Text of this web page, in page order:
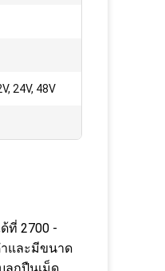
24V, 48V
ที่ 2700 -
ำและมีขนาด